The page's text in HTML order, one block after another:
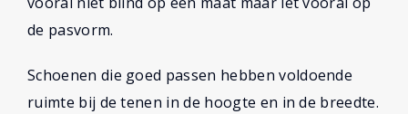
de pasvorm.
Schoenen die goed passen hebben voldoende
ruimte bij de tenen in de hoogte en in de breedte.